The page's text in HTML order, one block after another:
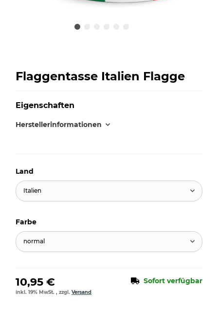
Flaggentasse Italien Flagge
Eigenschaften
Herstellerinformationen
Land
Italien
Farbe
normal
10,95 € Sofort verfügbar
inkl. 19% MwSt. , zzgl. Versand